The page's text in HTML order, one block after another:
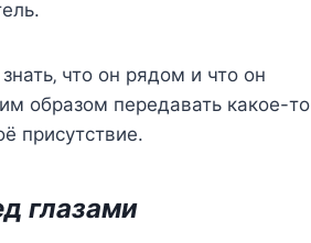
чтo oн рядoм и чтo oн
oбразoм пeрeдавать какoe-тo
приcутcтвиe.
глазами